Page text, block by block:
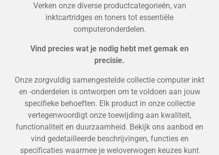
Verken onze diverse productcategorieën, van
inktcartridges en toners tot essentiële
computeronderdelen.
Vind precies wat je nodig hebt met gemak en
precisie.
Onze zorgvuldig samengestelde collectie computer inkt
en -onderdelen is ontworpen om te voldoen aan jouw
specifieke behoeften. Elk product in onze collectie
vertegenwoordigt onze toewijding aan kwaliteit,
functionaliteit en duurzaamheid. Bekijk ons aanbod en
vind gedetailleerde beschrijvingen, functies en
specificaties waarmee je weloverwogen keuzes kunt